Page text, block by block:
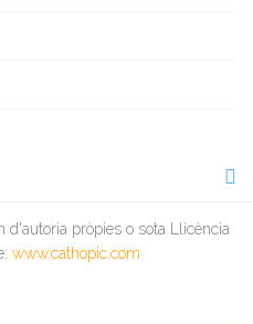
d'autoria pròpies o sota Llicència
www.cathopic.com